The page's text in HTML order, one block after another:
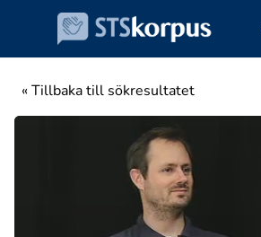
« Tillbaka till sökresultatet